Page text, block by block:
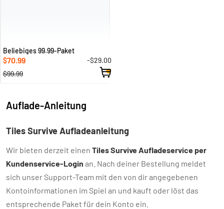
Beliebiges 99.99-Paket
$70.99
-$29.00
$99.99
Auflade-Anleitung
Tiles Survive Aufladeanleitung
Wir bieten derzeit einen Tiles Survive Aufladeservice per
Kundenservice-Login an. Nach deiner Bestellung meldet
sich unser Support-Team mit den von dir angegebenen
Kontoinformationen im Spiel an und kauft oder löst das
entsprechende Paket für dein Konto ein.